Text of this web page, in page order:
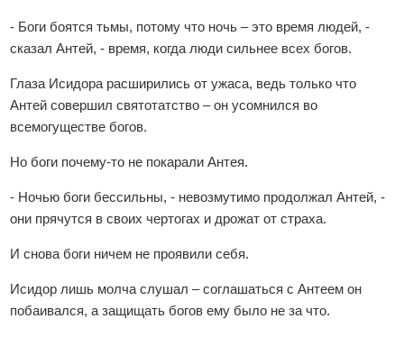
- Боги боятся тьмы, потому что ночь – это время людей, -
сказал Антей, - время, когда люди сильнее всех богов.
Глаза Исидора расширились от ужаса, ведь только что
Антей совершил святотатство – он усомнился во
всемогуществе богов.
Но боги почему-то не покарали Антея.
- Ночью боги бессильны, - невозмутимо продолжал Антей, -
они прячутся в своих чертогах и дрожат от страха.
И снова боги ничем не проявили себя.
Исидор лишь молча слушал – соглашаться с Антеем он
побаивался, а защищать богов ему было не за что.